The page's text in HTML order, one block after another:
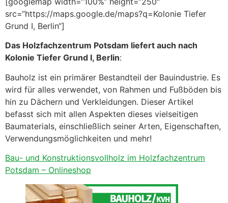
src=“https://maps.google.de/maps?q=Kolonie Tiefer
Grund I, Berlin“]
Das Holzfachzentrum Potsdam liefert auch nach
Kolonie Tiefer Grund I, Berlin:
Bauholz ist ein primärer Bestandteil der Bauindustrie. Es
wird für alles verwendet, von Rahmen und Fußböden bis
hin zu Dächern und Verkleidungen. Dieser Artikel
befasst sich mit allen Aspekten dieses vielseitigen
Baumaterials, einschließlich seiner Arten, Eigenschaften,
Verwendungsmöglichkeiten und mehr!
Bau- und Konstruktionsvollholz im Holzfachzentrum
Potsdam – Onlineshop